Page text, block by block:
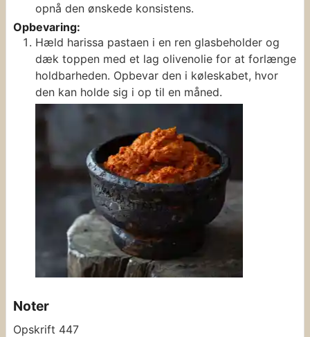
opnå den ønskede konsistens.
Opbevaring:
Hæld harissa pastaen i en ren glasbeholder og
dæk toppen med et lag olivenolie for at forlænge
holdbarheden. Opbevar den i køleskabet, hvor
den kan holde sig i op til en måned.
Noter
Opskrift 447